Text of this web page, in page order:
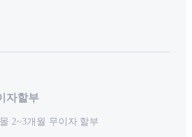
자할부
2~3개월 무이자 할부